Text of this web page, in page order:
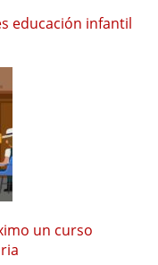
educación infantil
un curso